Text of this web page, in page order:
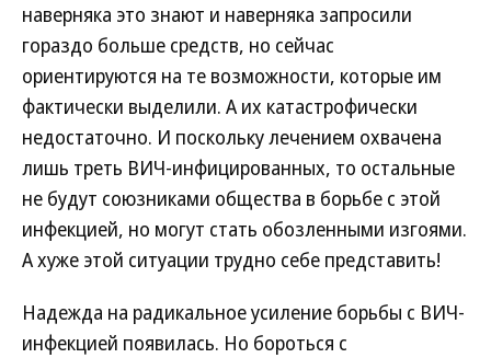
наверняка это знают и наверняка запросили
гораздо больше средств, но сейчас
ориентируются на те возможности, которые им
фактически выделили. А их катастрофически
недостаточно. И поскольку лечением охвачена
лишь треть ВИЧ-инфицированных, то остальные
не будут союзниками общества в борьбе с этой
инфекцией, но могут стать обозленными изгоями.
А хуже этой ситуации трудно себе представить!
Надежда на радикальное усиление борьбы с ВИЧ-
инфекцией появилась. Но бороться с